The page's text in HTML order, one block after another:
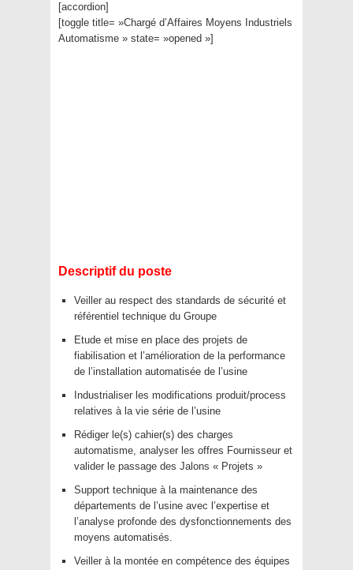
[accordion]
[toggle title= »Chargé d’Affaires Moyens Industriels
Automatisme » state= »opened »]
Descriptif du poste
Veiller au respect des standards de sécurité et
référentiel technique du Groupe
Etude et mise en place des projets de
fiabilisation et l’amélioration de la performance
de l’installation automatisée de l’usine
Industrialiser les modifications produit/process
relatives à la vie série de l’usine
Rédiger le(s) cahier(s) des charges
automatisme, analyser les offres Fournisseur et
valider le passage des Jalons « Projets »
Support technique à la maintenance des
départements de l’usine avec l’expertise et
l’analyse profonde des dysfonctionnements des
moyens automatisés.
Veiller à la montée en compétence des équipes